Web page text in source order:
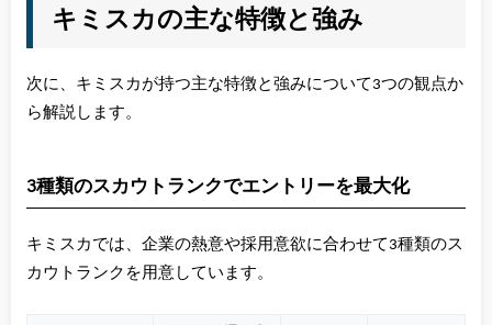
キミスカの主な特徴と強み
次に、キミスカが持つ主な特徴と強みについて3つの観点か
ら解説します。
3種類のスカウトランクでエントリーを最大化
キミスカでは、企業の熱意や採用意欲に合わせて3種類のス
カウトランクを用意しています。